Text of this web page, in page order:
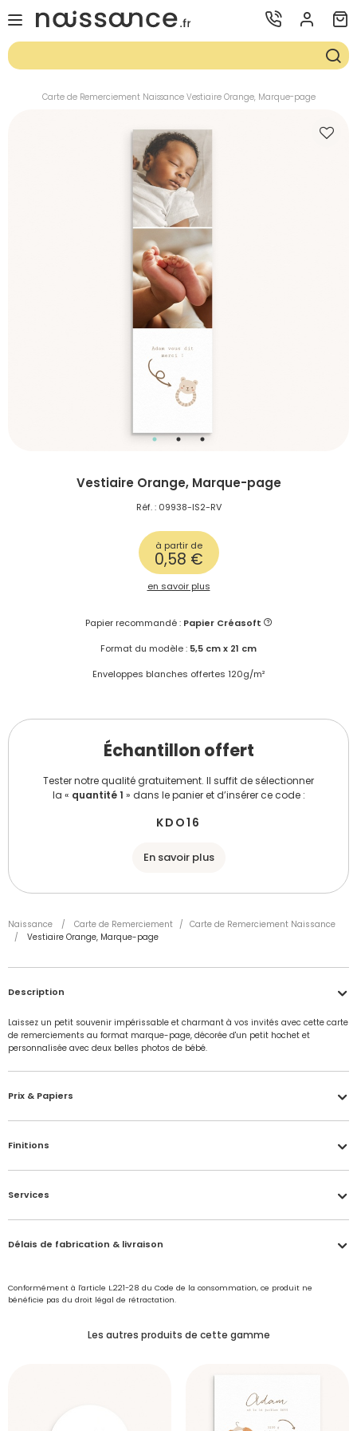
Carte de Remerciement Naissance Vestiaire Orange, Marque-page
Vestiaire Orange, Marque-page
Réf. : 09938-IS2-RV
à partir de
0,58 €
en savoir plus
Papier recommandé :Papier Créasoft
Format du modèle : 5,5 cm x 21 cm
Enveloppes blanches offertes 120g/m²
Échantillon offert
Tester notre qualité gratuitement. Il suffit de sélectionner
la « quantité 1 » dans le panier et d’insérer ce code :
KDO16
En savoir plus
Naissance / Carte de Remerciement / Carte de Remerciement Naissance
/
Vestiaire Orange, Marque-page
Description
Laissez un petit souvenir impérissable et charmant à vos invités avec cette carte
de remerciements au format marque-page, décorée d'un petit hochet et
personnalisée avec deux belles photos de bébé.
Prix & Papiers
Finitions
Services
Délais de fabrication & livraison
Délais de fabrication et de traitement de votre
Conformément à l'article L.221-28 du Code de la consommation, ce produit ne
bénéficie pas du droit légal de rétractation.
Les autres produits de cette gamme